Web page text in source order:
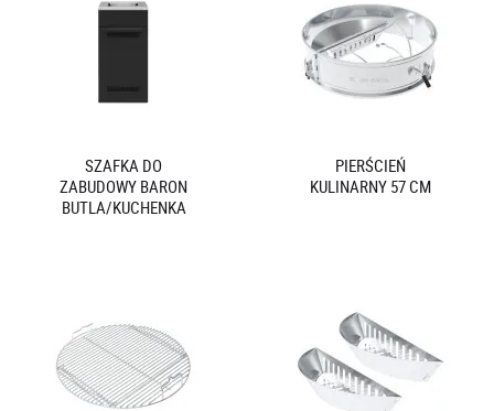
SZAFKA DO
ZABUDOWY BARON
BUTLA/KUCHENKA
PIERŚCIEŃ
KULINARNY 57 CM